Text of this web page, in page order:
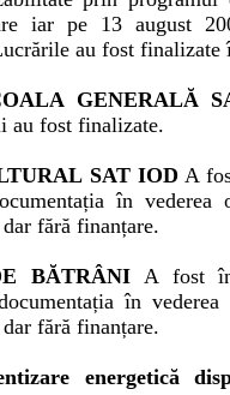
iar pe 13 august
au fost finalizate
GENERALĂ
au fost finalizate.
SAT IOD A
în
fără finanțare.
BĂTRÂNIA fost
în
fără finanțare.
energetică